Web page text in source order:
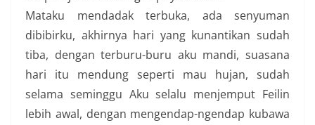
Mataku mendadak terbuka, ada senyuman
dibibirku, akhirnya hari yang kunantikan sudah
tiba, dengan terburu-buru aku mandi, suasana
hari itu mendung seperti mau hujan, sudah
selama seminggu Aku selalu menjemput Feilin
lebih awal, dengan mengendap-ngendap kubawa